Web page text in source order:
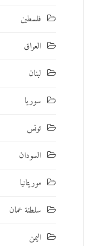
فلسطين
العراق
لبنان
سوريا
تونس
السودان
موريتانيا
سلطنة عمان
اليمن